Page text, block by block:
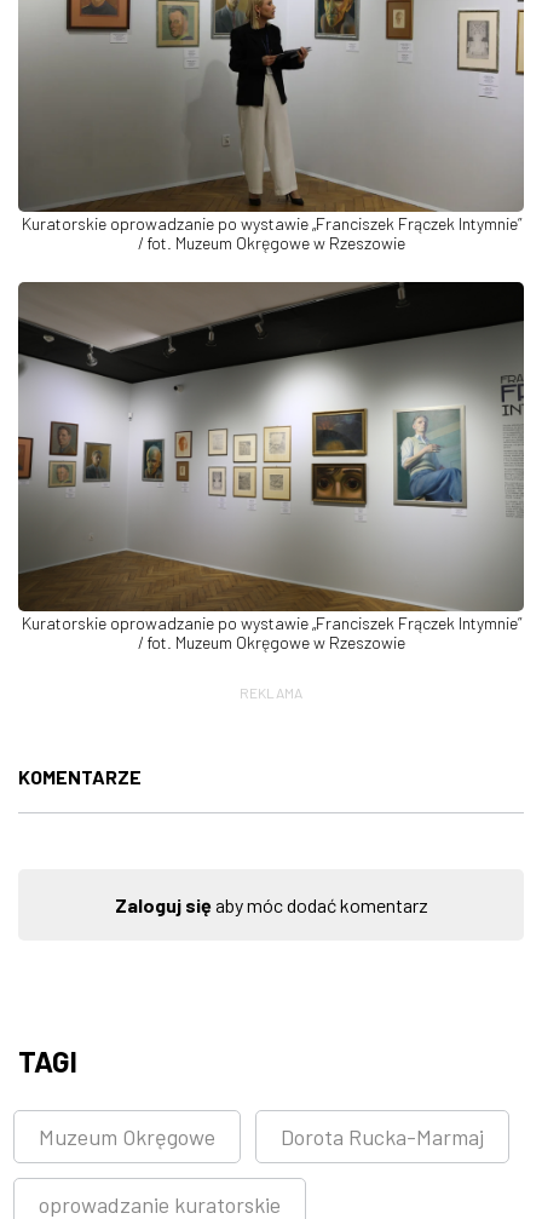
Kuratorskie oprowadzanie po wystawie „Franciszek Frączek Intymnie”
/ fot. Muzeum Okręgowe w Rzeszowie
Kuratorskie oprowadzanie po wystawie „Franciszek Frączek Intymnie”
/ fot. Muzeum Okręgowe w Rzeszowie
REKLAMA
KOMENTARZE
Zaloguj sięaby móc dodać komentarz
TAGI
Muzeum Okręgowe Dorota Rucka-Marmaj
oprowadzanie kuratorskie